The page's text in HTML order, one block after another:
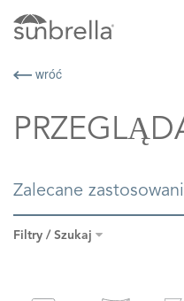
wróć
Zalecane
Filtry / Szukaj